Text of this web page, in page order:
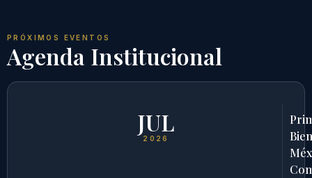
PRÓXIMOS EVENTOS
Agenda Institucional
JUL
2026